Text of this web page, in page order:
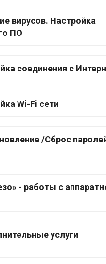
вирусов. Настройка
ПО
соединения с
Wi-Fi сети
/Сброс
- работы с
услуги